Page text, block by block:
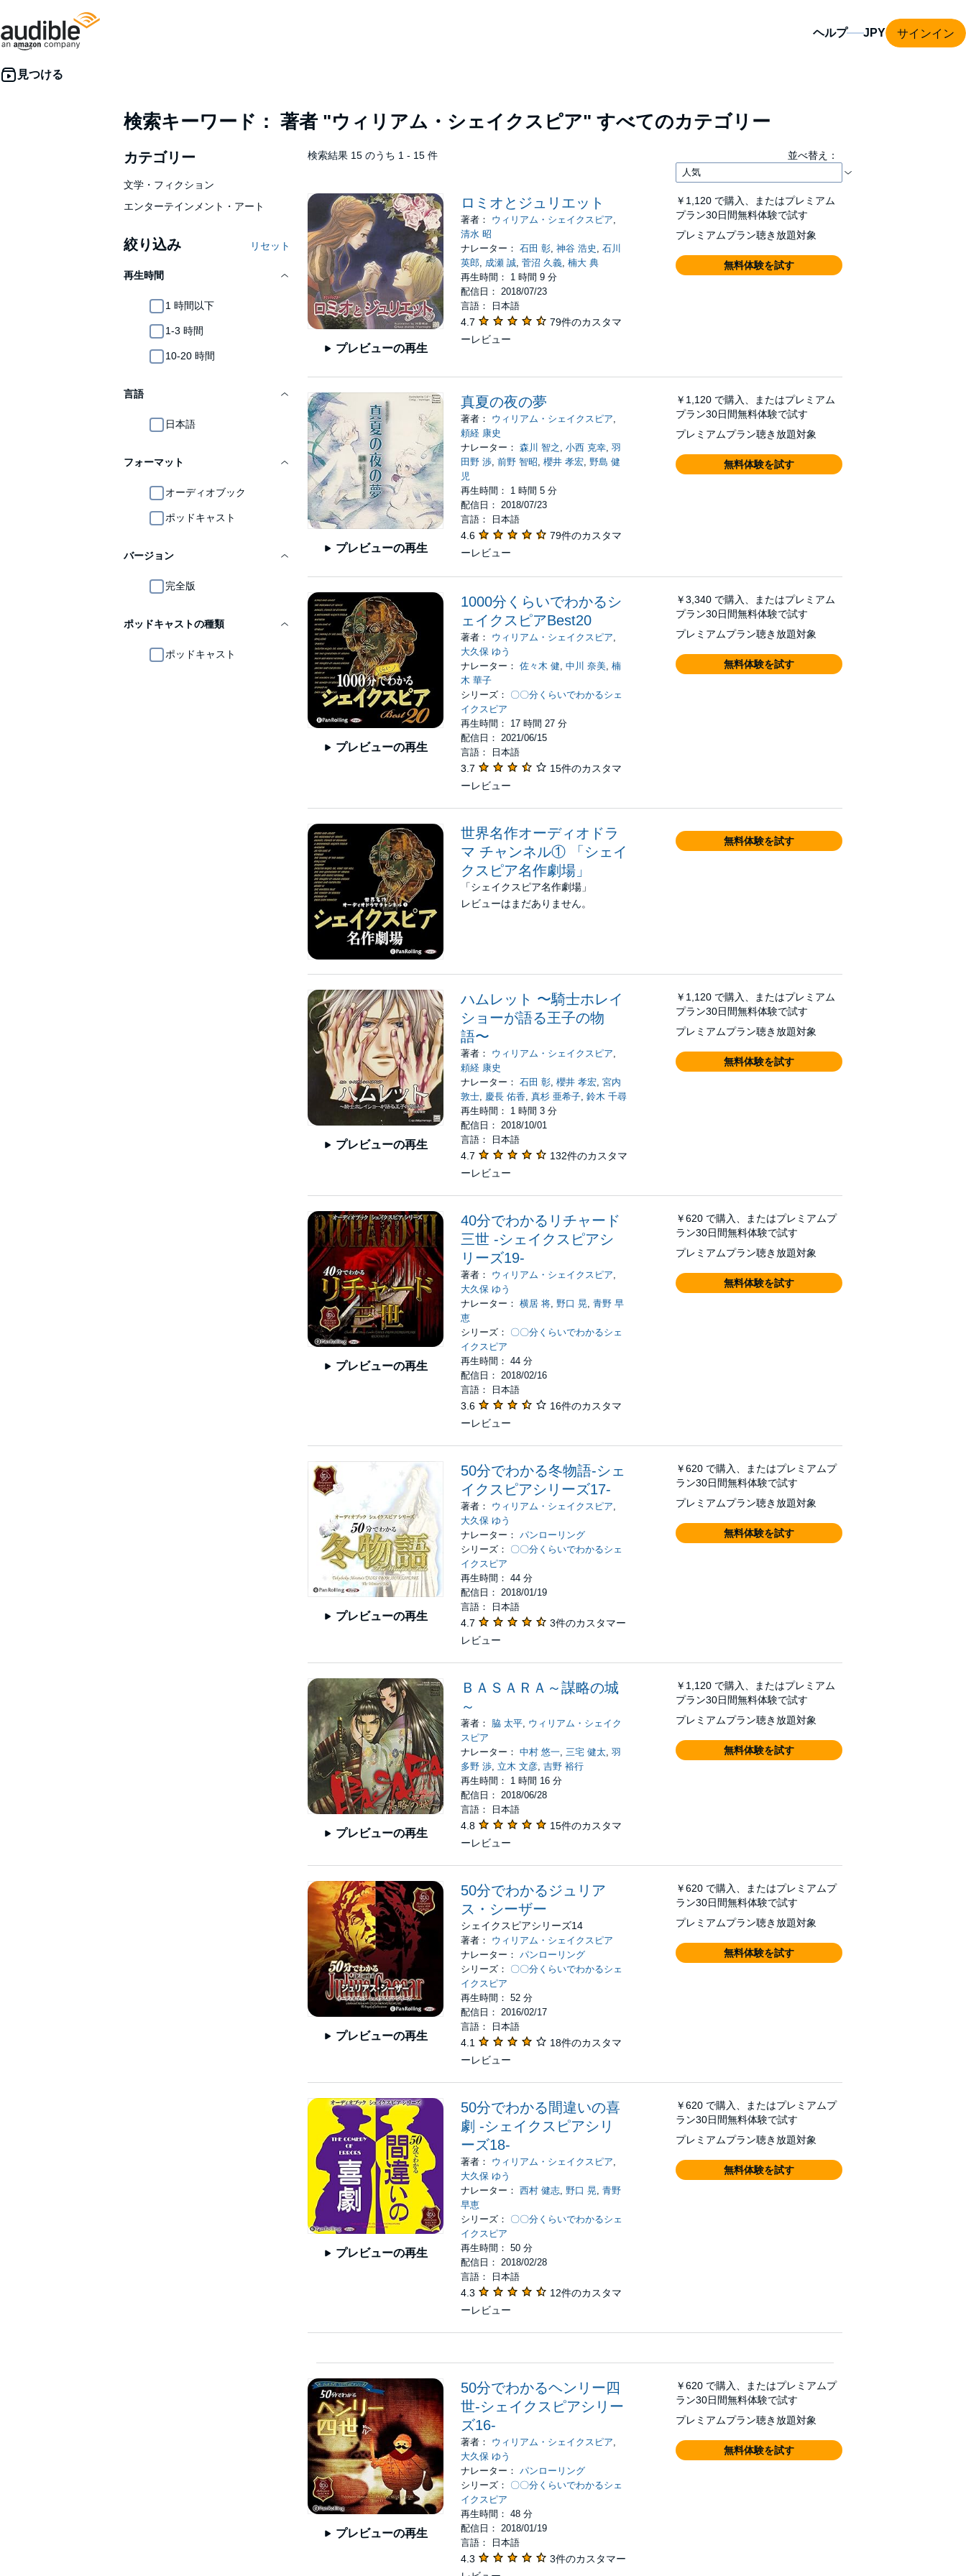
ヘルプ サインイン
検索キーワード： 著者 "ウィリアム・シェイクスピア" すべてのカテゴリー
カテゴリー
文学・フィクション
エンターテインメント・アート
絞り込み リセット
再生時間
1 時間以下
1-3 時間
10-20 時間
言語
日本語
フォーマット
オーディオブック
ポッドキャスト
バージョン
完全版
ポッドキャストの種類
ポッドキャスト
検索結果 15 のうち 1 - 15 件 並べ替え：
プレビューの再生
ロミオとジュリエット
著者： ウィリアム・シェイクスピア,
清水 昭
ナレーター：石田 彰,神谷 浩史 ,石川
英郎, 成瀬 誠,菅沼 久義,楠大 典
再生時間： 1 時間 9 分
配信日： 2018/07/23
言語： 日本語
4.7
79件のカスタマ
ーレビュー
￥1,120 で購入、またはプレミアム
プラン30日間無料体験で試す
プレミアムプラン聴き放題対象
無料体験を試す
プレビューの再生
真夏の夜の夢
著者： ウィリアム・シェイクスピア,
頼経 康史
ナレーター：森川 智之 ,小西 克幸,羽
田野 渉,前野 智昭,櫻井 孝宏,野島 健
児
再生時間： 1 時間 5 分
配信日： 2018/07/23
言語： 日本語
4.6
79件のカスタマ
ーレビュー
￥1,120 で購入、またはプレミアム
プラン30日間無料体験で試す
プレミアムプラン聴き放題対象
無料体験を試す
プレビューの再生
1000分くらいでわかるシ
ェイクスピアBest20
著者： ウィリアム・シェイクスピア
大久保 ゆう
ナレーター：佐々木 健 ,中川 奈美 ,楠
木 華子
シリーズ： 〇〇分くらいでわかるシェ
イクスピア
再生時間： 17 時間 27 分
配信日： 2021/06/15
言語： 日本語
3.7
15件のカスタマ
ーレビュー
￥3,340 で購入、またはプレミアム
プラン30日間無料体験で試す
プレミアムプラン聴き放題対象
無料体験を試す
世界名作オーディオドラ
マ チャンネル① 「シェイ
クスピア名作劇場」
「シェイクスピア名作劇場」
レビューはまだありません。
無料体験を試す
プレビューの再生
ハムレット 〜騎士ホレイ
ショーが語る王子の物
語〜
著者： ウィリアム・シェイクスピア
頼経 康史
ナレーター：石田 彰 ,櫻井 孝宏 ,宮内
敦士 慶長 佑香 ,真杉 亜希子 ,鈴木 千尋
再生時間： 1 時間 3 分
配信日： 2018/10/01
言語： 日本語
4.7
132件のカスタマ
ーレビュー
￥1,120 で購入、またはプレミアム
プラン30日間無料体験で試す
プレミアムプラン聴き放題対象
無料体験を試す
プレビューの再生
40分でわかるリチャード
三世 -シェイクスピアシ
リーズ19-
著者： ウィリアム・シェイクスピア
大久保 ゆう
ナレーター：横居 将 野口 晃 ,青野 早
恵
シリーズ： 〇〇分くらいでわかるシェ
イクスピア
再生時間： 44 分
配信日： 2018/02/16
言語： 日本語
3.6
16件のカスタマ
ーレビュー
￥620 で購入、またはプレミアムプ
ラン30日間無料体験で試す
プレミアムプラン聴き放題対象
無料体験を試す
プレビューの再生
50分でわかる冬物語-シェ
イクスピアシリーズ17-
著者： ウィリアム・シェイクスピア
大久保 ゆう
ナレーター：パンローリング
シリーズ： 〇〇分くらいでわかるシェ
イクスピア
再生時間： 44 分
配信日： 2018/01/19
言語： 日本語
4.7
3件のカスタマー
レビュー
￥620 で購入、またはプレミアムプ
ラン30日間無料体験で試す
プレミアムプラン聴き放題対象
無料体験を試す
プレビューの再生
ＢＡＳＡＲＡ～謀略の城
～
著者： 脇 太平 ウィリアム・シェイク
スピア
ナレーター：中村 悠一 三宅 健太 ,羽
多野 渉 立木 文彦 ,吉野 裕行
再生時間： 1 時間 16 分
配信日： 2018/06/28
言語： 日本語
4.8
15件のカスタマ
ーレビュー
￥1,120 で購入、またはプレミアム
プラン30日間無料体験で試す
プレミアムプラン聴き放題対象
無料体験を試す
プレビューの再生
50分でわかるジュリア
ス・シーザー
シェイクスピアシリーズ14
著者： ウィリアム・シェイクスピア
ナレーター：パンローリング
シリーズ： 〇〇分くらいでわかるシェ
イクスピア
再生時間： 52 分
配信日： 2016/02/17
言語： 日本語
4.1
18件のカスタマ
ーレビュー
￥620 で購入、またはプレミアムプ
ラン30日間無料体験で試す
プレミアムプラン聴き放題対象
無料体験を試す
プレビューの再生
50分でわかる間違いの喜
劇 -シェイクスピアシリ
ーズ18-
著者： ウィリアム・シェイクスピア
大久保 ゆう
ナレーター：西村 健志 野口 晃 ,青野
早恵
シリーズ： 〇〇分くらいでわかるシェ
イクスピア
再生時間： 50 分
配信日： 2018/02/28
言語： 日本語
4.3
12件のカスタマ
ーレビュー
￥620 で購入、またはプレミアムプ
ラン30日間無料体験で試す
プレミアムプラン聴き放題対象
無料体験を試す
プレビューの再生
50分でわかるヘンリー四
世-シェイクスピアシリー
ズ16-
著者： ウィリアム・シェイクスピア
大久保 ゆう
ナレーター：パンローリング
シリーズ： 〇〇分くらいでわかるシェ
イクスピア
再生時間： 48 分
配信日： 2018/01/19
言語： 日本語
4.3
3件のカスタマー
￥620 で購入、またはプレミアムプ
ラン30日間無料体験で試す
プレミアムプラン聴き放題対象
無料体験を試す